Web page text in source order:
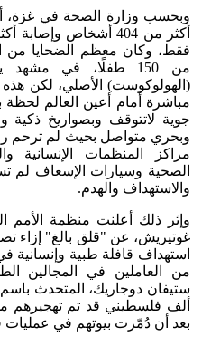
وبحسب وزارة الصحة في غزة،
فقط، وكان معظم الضحايا من
من 150 طفلًا، في
(الهولوكوست) الأصلي، لكن هذه
مباشرة أمام أعين العالم لحظة
جوية لاتتوقف وبصواريخ
وبحري متواصل بحيث لم ترحم
مراكز المنظمات الإنسانية
الصحية وسيارات الإسعاف لم
والاستهداف والهدم.
وإثر ذلك أعلنت منظمة الأمم
غوتيريش، عن "قلق بالغ" إزاء
من العاملين في المجالين
ألف فلسطيني قد تم تهجيرهم
بعد أن دُمّرت بيوتهم في